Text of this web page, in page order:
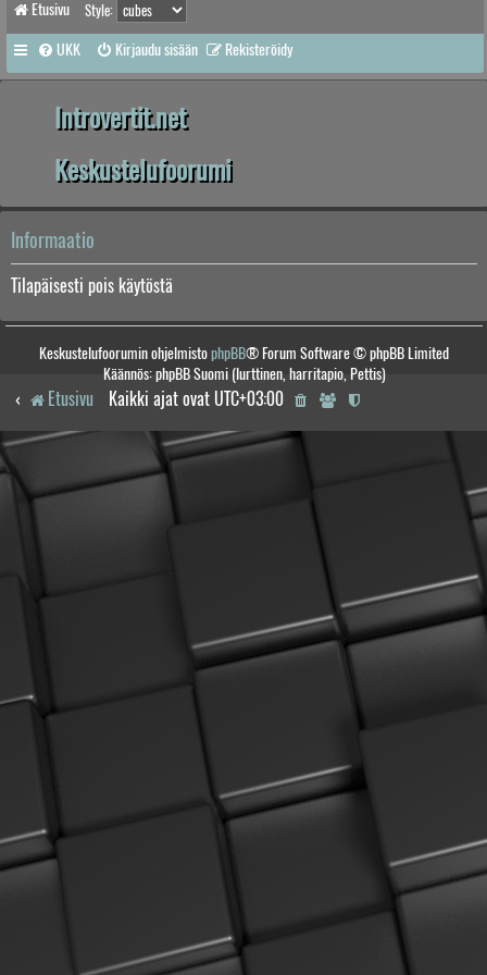
Etusivu Style:
UKK Kirjaudu sisään Rekisteröidy
Introvertit.net
Keskustelufoorumi
Informaatio
Tilapäisesti pois käytöstä
Keskustelufoorumin ohjelmistophpBB® Forum Software © phpBB Limited
Käännös: phpBB Suomi (lurttinen, harritapio, Pettis)
Etusivu Kaikki ajat ovat UTC+03:00